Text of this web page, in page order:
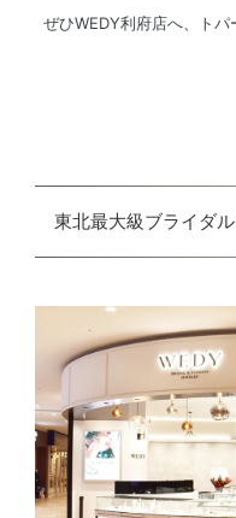
ぜひWEDY利府店へ、ト
東北最大級ブライダ